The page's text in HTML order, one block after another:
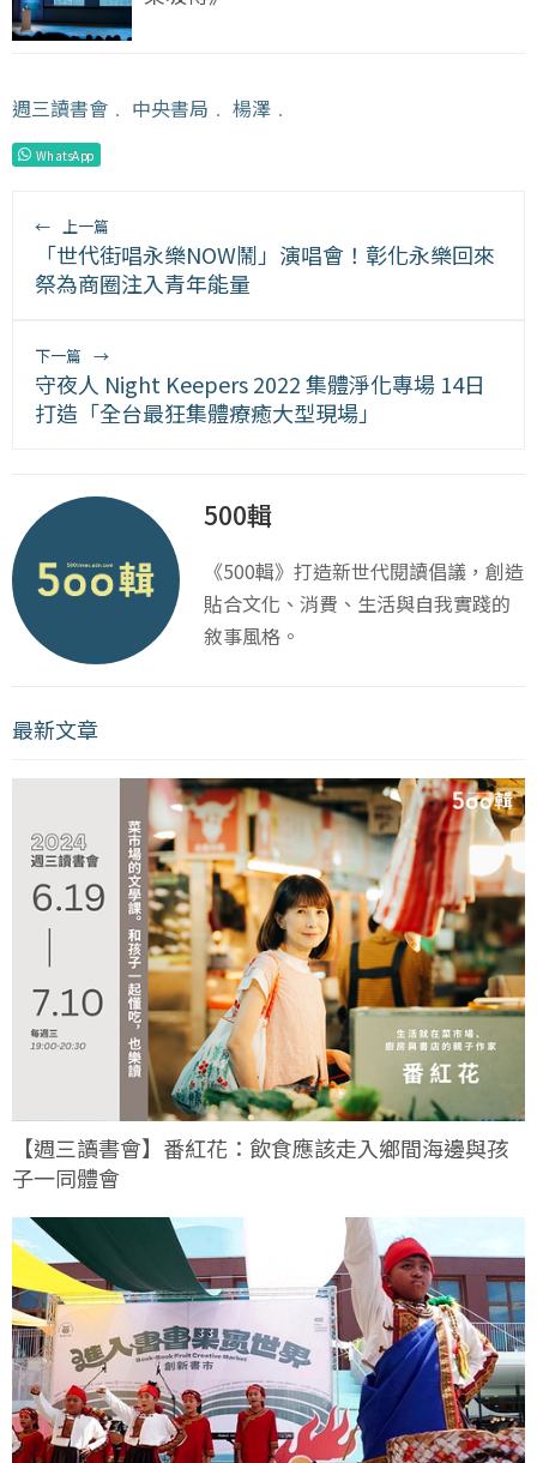
週三讀書會 ﹒ 中央書局 ﹒ 楊澤 ﹒
WhatsApp
← 上一篇
「世代街唱永樂NOW鬧」演唱會！彰化永樂回來
祭為商圈注入青年能量
下一篇 →
守夜人 Night Keepers 2022 集體淨化專場 14日
打造「全台最狂集體療癒大型現場」
500輯
《500輯》打造新世代閱讀倡議，創造
貼合文化、消費、生活與自我實踐的
敘事風格。
最新文章
【週三讀書會】番紅花：飲食應該走入鄉間海邊與孩
子一同體會